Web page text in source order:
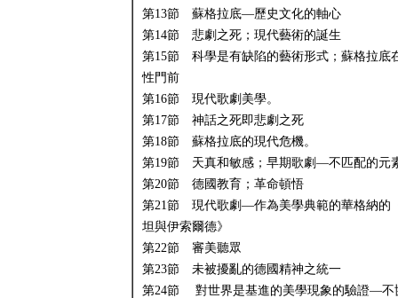
第13節 蘇格拉底—歷史文化的軸心
第14節 悲劇之死；現代藝術的誕生
第15節 科學是有缺陷的藝術形式；蘇格拉底
性門前
第16節 現代歌劇美學。
第17節 神話之死即悲劇之死
第18節 蘇格拉底的現代危機。
第19節 天真和敏感；早期歌劇—不匹配的元
第20節 德國教育；革命頓悟
第21節 現代歌劇—作為美學典範的華格納的
坦與伊索爾德》
第22節 審美聽眾
第23節 未被擾亂的德國精神之統一
第24節 對世界是基進的美學現象的驗證—不